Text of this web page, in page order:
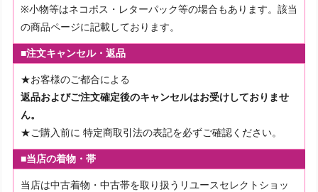
※小物等はネコポス・レターパック等の場合もあります。該当
の商品ページに記載しております。
■注文キャンセル・返品
★お客様のご都合による
返品およびご注文確定後のキャンセルはお受けしておりませ
ん。
★ご購入前に 特定商取引法の表記を必ずご確認ください。
■当店の着物・帯
当店は中古着物・中古帯を取り扱うリユースセレクトショッ